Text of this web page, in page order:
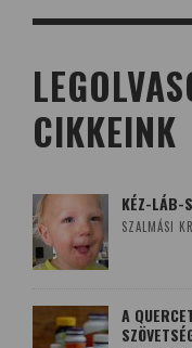
CIKKEINK
KÉZ-LÁB-
SZALMÁSI
A